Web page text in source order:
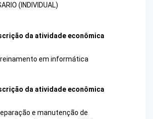
(INDIVIDUAL)
da atividade econômica
em informática
da atividade econômica
e manutenção de